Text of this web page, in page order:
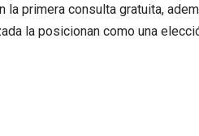
primera consulta gratuita,
la posicionan como una